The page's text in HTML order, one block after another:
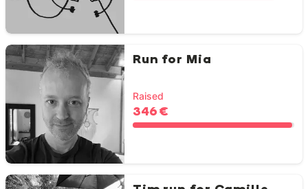
Run for Mia
Raised
346 €